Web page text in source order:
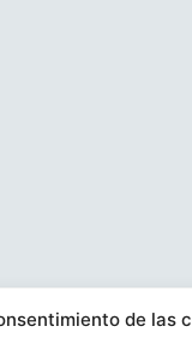
de las